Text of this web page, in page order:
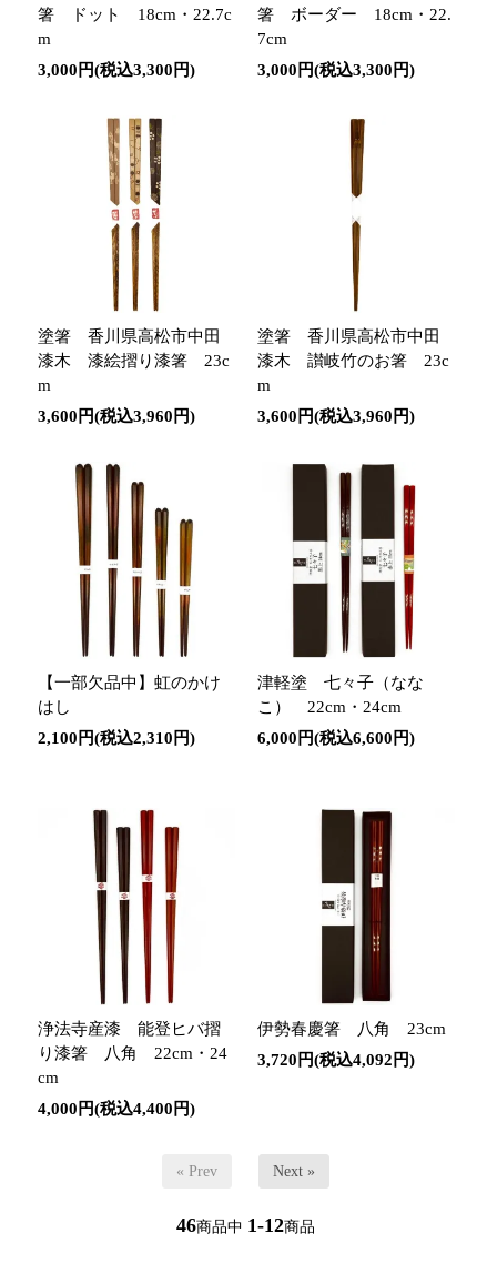
箸 ドット 18cm・22.7c
m
3,000円(税込3,300円)
箸 ボーダー 18cm・22.
7cm
3,000円(税込3,300円)
塗箸 香川県高松市中田
漆木 漆絵摺り漆箸 23c
m
3,600円(税込3,960円)
塗箸 香川県高松市中田
漆木 讃岐竹のお箸 23c
m
3,600円(税込3,960円)
【一部欠品中】虹のかけ
はし
2,100円(税込2,310円)
津軽塗 七々子（なな
こ） 22cm・24cm
6,000円(税込6,600円)
浄法寺産漆 能登ヒバ摺
り漆箸 八角 22cm・24
cm
4,000円(税込4,400円)
伊勢春慶箸 八角 23cm
3,720円(税込4,092円)
« Prev Next »
46商品中 1-12商品